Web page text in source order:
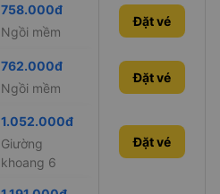
19:01
Ga Huế
SE12
758.000đ
Ngồi mềm
Đặt vé
15:05
Ga Huế
SE4
762.000đ
Ngồi mềm
Đặt vé
02:12
SE8
1.052.000đ
Giường
khoang 6
Đặt vé